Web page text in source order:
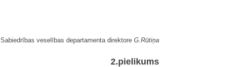
Sabiedrības veselības departamenta direktore G.Rūtiņa
2.pielikums